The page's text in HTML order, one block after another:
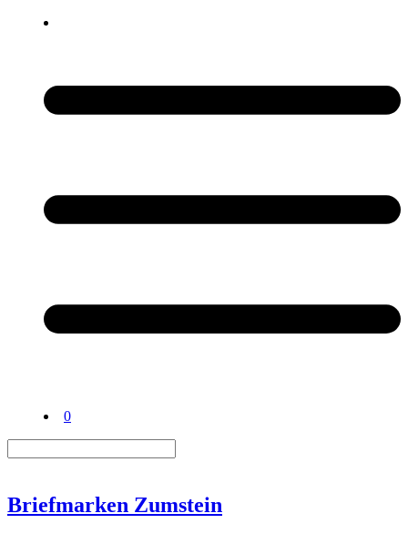
0
Briefmarken Zumstein